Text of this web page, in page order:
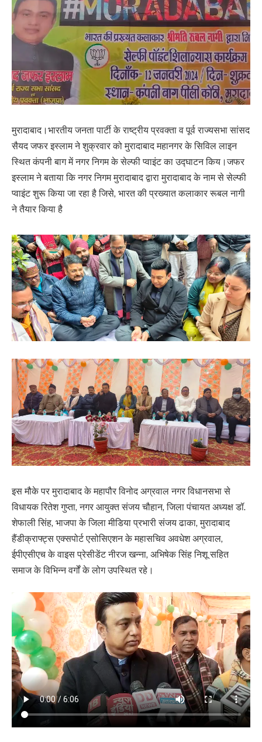
मुरादाबाद।भारतीय जनता पार्टी के राष्ट्रीय प्रवक्ता व पूर्व राज्यसभा सांसद
सैयद जफर इस्लाम ने शुक्रवार को मुरादाबाद महानगर के सिविल लाइन
स्थित कंपनी बाग में नगर निगम के सेल्फी प्वाइंट का उद्घाटन किय।जफर
इस्लाम ने बताया कि नगर निगम मुरादाबाद द्वारा मुरादाबाद के नाम से सेल्फी
प्वाइंट शुरू किया जा रहा है जिसे, भारत की प्रख्यात कलाकार रूबल नागी
ने तैयार किया है
इस मौके पर मुरादाबाद के महापौर विनोद अग्रवाल नगर विधानसभा से
विधायक रितेश गुप्ता, नगर आयुक्त संजय चौहान, जिला पंचायत अध्यक्ष डॉ.
शेफाली सिंह, भाजपा के जिला मीडिया प्रभारी संजय ढाका, मुरादाबाद
हैंडीक्राफ्ट्स एक्सपोर्ट एसोसिएशन के महासचिव अवधेश अग्रवाल,
ईपीएसीएच के वाइस प्रेसीडेंट नीरज खन्ना, अभिषेक सिंह निशू सहित
समाज के विभिन्न वर्गों के लोग उपस्थित रहे।